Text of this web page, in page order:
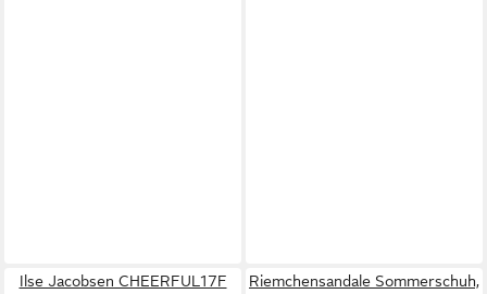
Ilse Jacobsen CHEERFUL17F
Riemchensandale Sommerschuh,